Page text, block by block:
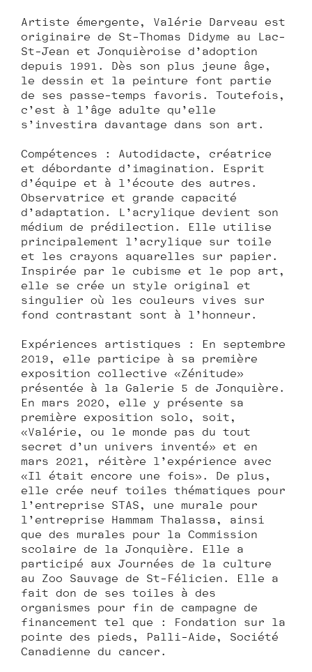
Artiste émergente, Valérie Darveau est
originaire de St-Thomas Didyme au Lac-
St-Jean et Jonquièroise d’adoption
depuis 1991. Dès son plus jeune âge,
le dessin et la peinture font partie
de ses passe-temps favoris. Toutefois,
c’est à l’âge adulte qu’elle
s’investira davantage dans son art.
Compétences : Autodidacte, créatrice
et débordante d’imagination. Esprit
d’équipe et à l’écoute des autres.
Observatrice et grande capacité
d’adaptation. L’acrylique devient son
médium de prédilection. Elle utilise
principalement l’acrylique sur toile
et les crayons aquarelles sur papier.
Inspirée par le cubisme et le pop art,
elle se crée un style original et
singulier où les couleurs vives sur
fond contrastant sont à l’honneur.
Expériences artistiques : En septembre
2019, elle participe à sa première
exposition collective «Zénitude»
présentée à la Galerie 5 de Jonquière.
En mars 2020, elle y présente sa
première exposition solo, soit,
«Valérie, ou le monde pas du tout
secret d’un univers inventé» et en
mars 2021, réitère l’expérience avec
«Il était encore une fois». De plus,
elle crée neuf toiles thématiques pour
l’entreprise STAS, une murale pour
l’entreprise Hammam Thalassa, ainsi
que des murales pour la Commission
scolaire de la Jonquière. Elle a
participé aux Journées de la culture
au Zoo Sauvage de St-Félicien. Elle a
fait don de ses toiles à des
organismes pour fin de campagne de
financement tel que : Fondation sur la
pointe des pieds, Palli-Aide, Société
Canadienne du cancer.